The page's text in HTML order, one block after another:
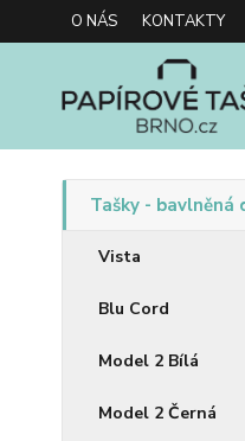
O NÁS KONTAKTY
Tašky - bavlněná
Vista
Blu Cord
Model 2 Bílá
Model 2 Černá